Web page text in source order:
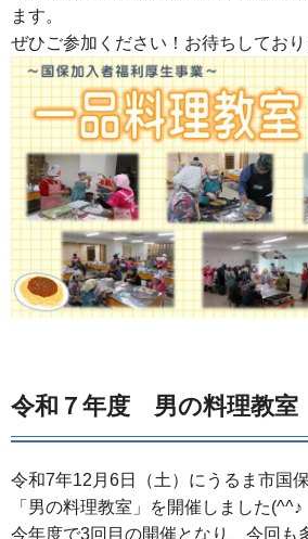
ます。
ぜひご参加ください！お待ちしてお
令和７年度 男の料理教室
令和7年12月6日（土）にうるま市国
「男の料理教室」を開催しました(^^♪
今年度で3回目の開催となり、今回も